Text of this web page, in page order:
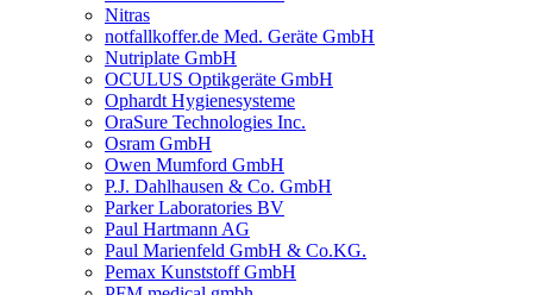
Nitras
notfallkoffer.de Med. Geräte GmbH
Nutriplate GmbH
OCULUS Optikgeräte GmbH
Ophardt Hygienesysteme
OraSure Technologies Inc.
Osram GmbH
Owen Mumford GmbH
P.J. Dahlhausen & Co. GmbH
Parker Laboratories BV
Paul Hartmann AG
Paul Marienfeld GmbH & Co.KG.
Pemax Kunststoff GmbH